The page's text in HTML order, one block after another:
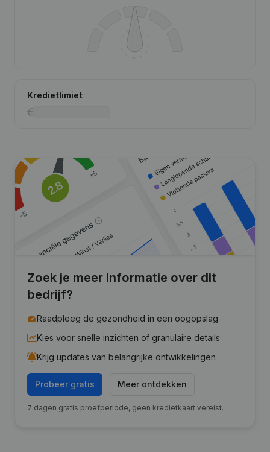
Kredietlimiet
Zoek je meer informatie over dit
bedrijf?
Raadpleeg de gezondheid in een oogopslag
Kies voor snelle inzichten of granulaire details
Krijg updates van belangrijke ontwikkelingen
Probeer gratis Meer ontdekken
7 dagen gratis proefperiode, geen kredietkaart vereist.